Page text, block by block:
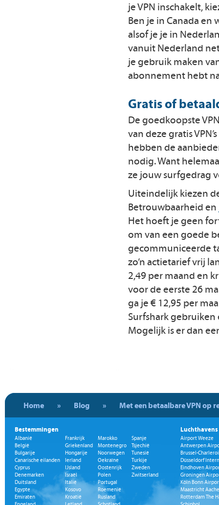
je VPN inschakelt,
Ben je in Canada en
alsof je je in
vanuit Nederland
je gebruik maken
abonnement hebt
Gratis of
De goedkoopste
van deze gratis
hebben de
nodig. Want
ze jouw surfgedrag
Uiteindelijk kiezen
Betrouwbaarheid en
Het hoeft je geen
om van een goede
gecommuniceerde
zo’n actietarief vrij
2,49 per maand en
voor de eerste 26
ga je € 12,95 per
Surfshark gebruiken
Mogelijk is er dan
Home » Blog » Met een betaalbare VPN op
Bestemmingen
Albanië
België
Bulgarije
Canarische eilanden
Cyprus
Denemarken
Duitsland
Egypte
Emiraten
Frankrijk
Griekenland
Hongarije
Ierland
IJsland
Israël
Italië
Kosovo
Kroatië
Marokko
Montenegro
Noorwegen
Oekraïne
Oostenrijk
Polen
Portugal
Roemenië
Rusland
Spanje
Tsjechië
Tunesië
Turkije
Zweden
Zwitserland
Luchthavens
Airport Weeze
Antwerpen
Brussel-
Düsseldorf
Eindhoven
Groningen
Köln Bonn
Maastricht
Rotterdam The